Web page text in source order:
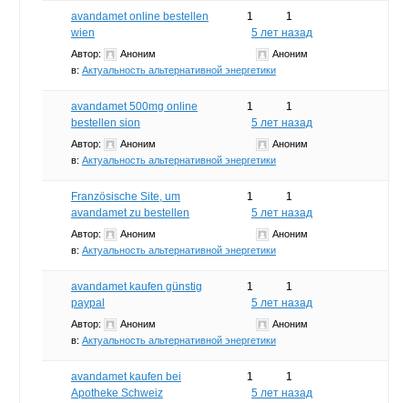
avandamet online bestellen
wien
Автор:
Аноним
в: Актуальность альтернативной энергетики
1
1
5 лет назад
Аноним
avandamet 500mg online
bestellen sion
Автор:
Аноним
в: Актуальность альтернативной энергетики
1
1
5 лет назад
Аноним
Französische Site, um
avandamet zu bestellen
Автор:
Аноним
в: Актуальность альтернативной энергетики
1
1
5 лет назад
Аноним
avandamet kaufen günstig
paypal
Автор:
Аноним
в: Актуальность альтернативной энергетики
1
1
5 лет назад
Аноним
avandamet kaufen bei
Apotheke Schweiz
1
1
5 лет назад